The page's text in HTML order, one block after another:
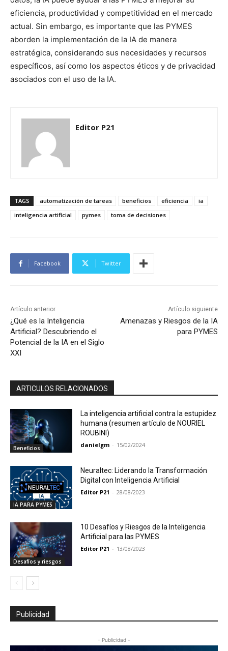
eficiencia, productividad y competitividad en el mercado
actual. Sin embargo, es importante que las PYMES
aborden la implementación de la IA de manera
estratégica, considerando sus necesidades y recursos
específicos, así como los aspectos éticos y de privacidad
asociados con el uso de la IA.
Editor P21
TAGS automatización de tareas beneficios eficiencia
ia
inteligencia artificial
pymes toma de decisiones
Facebook Twitter
Artículo anterior
¿Qué es la Inteligencia
Artificial? Descubriendo el
Potencial de la IA en el Siglo
XXI
Artículo siguiente
Amenazas y Riesgos de la IA
para PYMES
ARTICULOS RELACIONADOS
Beneficios
La inteligencia artificial contra la estupidez
humana (resumen artículo de NOURIEL
ROUBINI)
danielgm - 15/02/2024
IA PARA PYMES
Neuraltec: Liderando la Transformación
Digital con Inteligencia Artificial
Editor P21 - 28/08/2023
Desafíos y riesgos
10 Desafíos y Riesgos de la Inteligencia
Artificial para las PYMES
Editor P21 - 13/08/2023
Publicidad
- Publicidad -